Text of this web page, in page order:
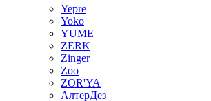
Yepre
Yoko
YUME
ZERK
Zinger
Zoo
ZOR'YA
АлтерДез